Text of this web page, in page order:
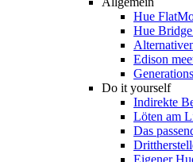
Hue
Hue
Edison
Do it yourself
Indirekte
Löten am
Das
Eigener